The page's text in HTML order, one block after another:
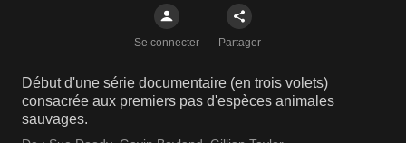
Se connecter Partager
Début d'une série documentaire (en trois volets)
consacrée aux premiers pas d'espèces animales
sauvages.